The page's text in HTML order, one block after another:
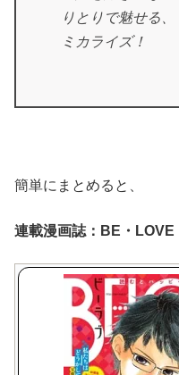
りとりで魅せる
ミカライズ！
簡単にまとめると、
連載漫画誌：BE・LOVE